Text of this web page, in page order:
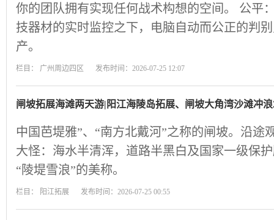
你的团队拥有实现任何战术构想的空间。 公平
技器材的实时监控之下，电脑自动而公正的判
产。
栏目： 广州周边四区 发布时间：2026-07-25 12:07
闸坡拓展海滩两天游|阳江海陵岛拓展、闸坡大角湾沙滩冲
中国芭堤雅”、“南方北戴河”之称的闸坡。沿途
大怪：海水半清浑，道路半黑白及国家一级保
“陵堤雪浪”的美称。
栏目： 阳江拓展 发布时间：2026-07-25 00:55